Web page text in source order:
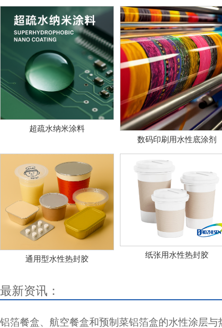
超疏水纳米涂料
数码印刷用水性底涂剂
通用型水性热封胶 纸张用水性热封胶
最新资讯：
铝箔餐盒、航空餐盒和预制菜铝箔盒的水性涂层与